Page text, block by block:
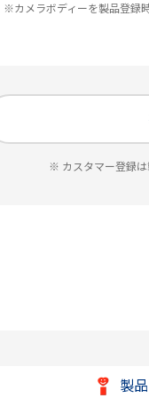
※カメラボディーを製品登録
※ カスタマー登録は
製